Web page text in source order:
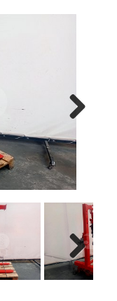
Next
Next